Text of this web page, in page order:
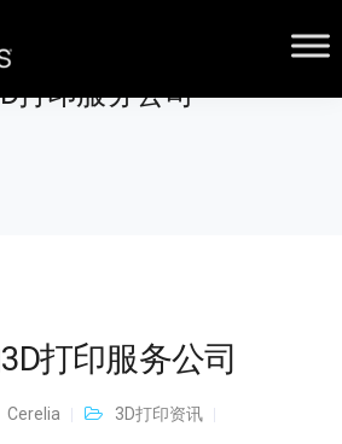
打印服务公司
打印服务公司
Cerelia
3D打印资讯